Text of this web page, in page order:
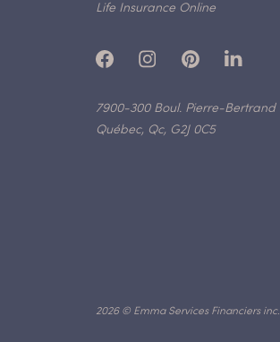
Life Insurance Online
7900-300 Boul. Pierre-Bertrand
Québec, Qc, G2J 0C5
2026 © Emma Services Financiers inc.